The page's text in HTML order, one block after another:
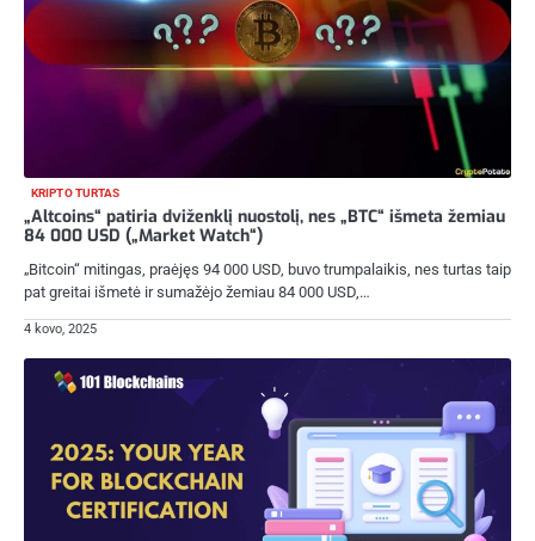
KRIPTO TURTAS
„Altcoins“ patiria dviženklį nuostolį, nes „BTC“ išmeta žemiau
84 000 USD („Market Watch“)
„Bitcoin“ mitingas, praėjęs 94 000 USD, buvo trumpalaikis, nes turtas taip
pat greitai išmetė ir sumažėjo žemiau 84 000 USD,…
4 kovo, 2025